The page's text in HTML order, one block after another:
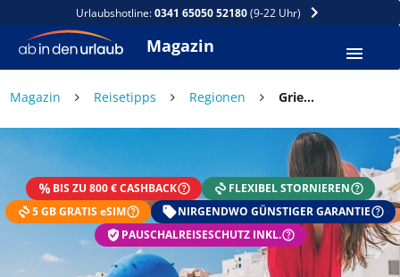
Urlaubshotline:0341 65050 52180(9-22 Uhr)
Magazin
Magazin Reisetipps Regionen Griechenland – die 10 schönsten Inseln
BIS ZU 800 € CASHBACK
FLEXIBEL STORNIEREN
5 GB GRATIS eSIM
NIRGENDWO GÜNSTIGER GARANTIE
PAUSCHALREISESCHUTZ INKL.
DEIN SOMMER ZAHLT SICH
AUS
Exklusiv: Nur in der ab in den urlaub App
☀️ Bis zu 1.000 € Sommer Cashback
📱 App gratis herunterladen